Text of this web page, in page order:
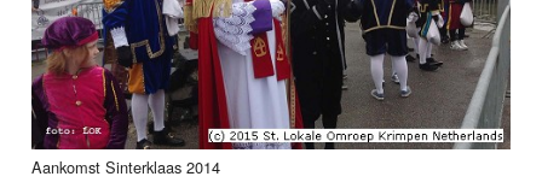
Aankomst Sinterklaas 2014